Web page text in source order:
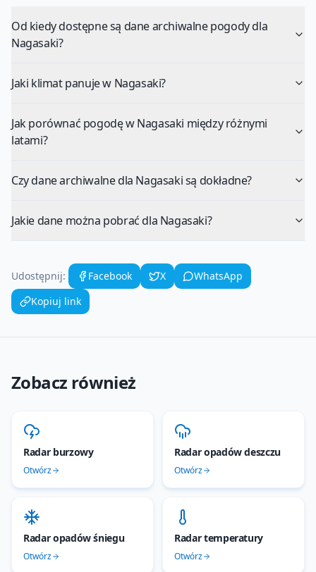
Od kiedy dostępne są dane archiwalne pogody dla
Nagasaki?
Jaki klimat panuje w Nagasaki?
Jak porównać pogodę w Nagasaki między różnymi
latami?
Czy dane archiwalne dla Nagasaki są dokładne?
Jakie dane można pobrać dla Nagasaki?
Udostępnij: Facebook X
WhatsApp
Kopiuj link
Zobacz również
Radar burzowy
Otwórz
Radar opadów deszczu
Otwórz
Radar opadów śniegu
Otwórz
Radar temperatury
Otwórz